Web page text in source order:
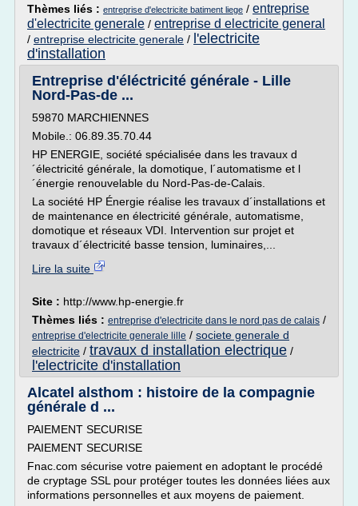
Thèmes liés : entreprise d'electricite batiment liege / entreprise
d'electricite generale / entreprise d electricite general
/ entreprise electricite generale / l'electricite
d'installation
Entreprise d'éléctricité générale - Lille
Nord-Pas-de ...
59870 MARCHIENNES
Mobile.: 06.89.35.70.44
HP ENERGIE, société spécialisée dans les travaux d
´électricité générale, la domotique, l´automatisme et l
´énergie renouvelable du Nord-Pas-de-Calais.
La société HP Énergie réalise les travaux d´installations et
de maintenance en électricité générale, automatisme,
domotique et réseaux VDI. Intervention sur projet et
travaux d´électricité basse tension, luminaires,...
Lire la suite
Site : http://www.hp-energie.fr
Thèmes liés : entreprise d'electricite dans le nord pas de calais /
entreprise d'electricite generale lille / societe generale d
electricite / travaux d installation electrique /
l'electricite d'installation
Alcatel alsthom : histoire de la compagnie
générale d ...
PAIEMENT SECURISE
PAIEMENT SECURISE
Fnac.com sécurise votre paiement en adoptant le procédé
de cryptage SSL pour protéger toutes les données liées aux
informations personnelles et aux moyens de paiement.